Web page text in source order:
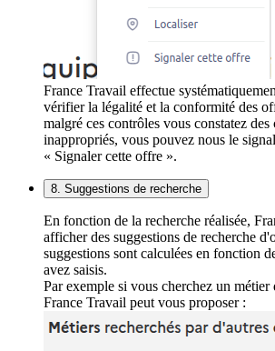
France Travail effectue
vérifier la légalité et la conformité des
malgré ces contrôles vous constatez des
inappropriés, vous pouvez nous le
« Signaler cette offre ».
8. Suggestions de recherche
En fonction de la recherche réalisée,
afficher des suggestions de recherche
suggestions sont calculées en fonction
avez saisis.
Par exemple si vous cherchez un
France Travail peut vous proposer :